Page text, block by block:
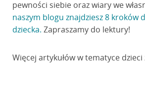
pewności siebie oraz wiary we
naszym blogu znajdziesz 8 kroków
dziecka. Zapraszamy do lektury!
Więcej artykułów w tematyce